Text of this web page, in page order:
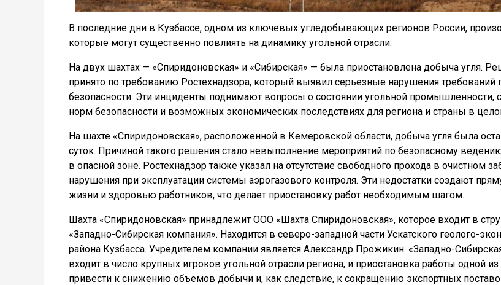
В последние дни в Кузбассе, одном из ключевых угледобывающих регионов России,
которые могут существенно повлиять на динамику угольной отрасли.
На двух шахтах — «Спиридоновская» и «Сибирская» — была приостановлена добыча угля.
принято по требованию Ростехнадзора, который выявил серьезные нарушения
безопасности. Эти инциденты поднимают вопросы о состоянии угольной промышленности,
норм безопасности и возможных экономических последствиях для региона и страны в
На шахте «Спиридоновская», расположенной в Кемеровской области, добыча угля была
суток. Причиной такого решения стало невыполнение мероприятий по безопасному
в опасной зоне. Ростехнадзор также указал на отсутствие свободного прохода в очистном
нарушения при эксплуатации системы аэрогазового контроля. Эти недостатки создают
жизни и здоровью работников, что делает приостановку работ необходимым шагом.
Шахта «Спиридоновская» принадлежит ООО «Шахта Спиридоновская», которое входит в
«Западно-Сибирская компания». Находится в северо-западной части Ускатского геолого-
района Кузбасса. Учредителем компании является Александр Прожикин. «Западно-
входит в число крупных игроков угольной отрасли региона, и приостановка работы одной
привести к снижению объемов добычи и, как следствие, к сокращению экспортных